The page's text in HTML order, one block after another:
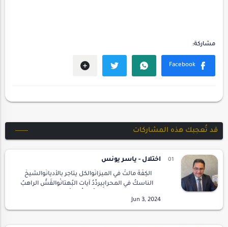
قد تُعجبك هذه المشاركات
اختلال - ياسر يونس
الكِفَّةُ مالتْ في الميزانْوالكل يتاجر بالأديانْوالشيخُ
الناسكُ في المحرابِيردِّدُ آيات البُهتانْوالقَسُّ الراهبُ
الناسِيقو…